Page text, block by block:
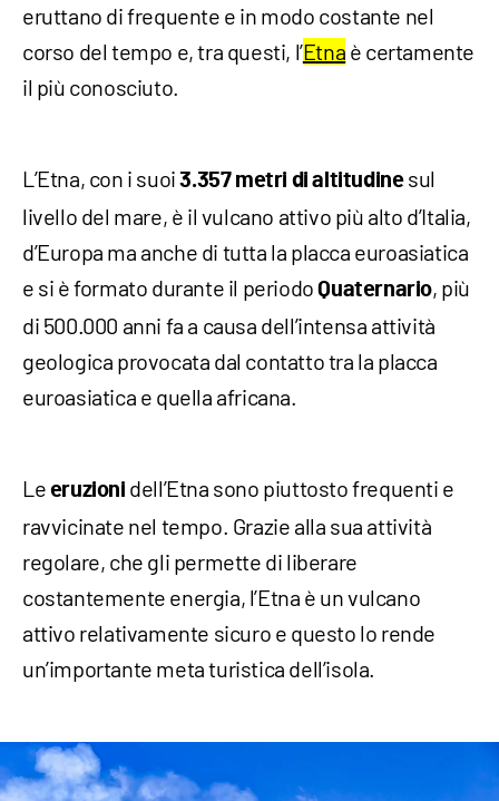
eruttano di frequente e in modo costante nel
corso del tempo e, tra questi, l’Etna è certamente
il più conosciuto.
L’Etna, con i suoi3.357 metri di altitudinesul
livello del mare, è il vulcano attivo più alto d’Italia,
d’Europa ma anche di tutta la placca euroasiatica
e si è formato durante il periodoQuaternario, più
di 500.000 anni fa a causa dell’intensa attività
geologica provocata dal contatto tra la placca
euroasiatica e quella africana.
Le eruzioni dell’Etna sono piuttosto frequenti e
ravvicinate nel tempo. Grazie alla sua attività
regolare, che gli permette di liberare
costantemente energia, l’Etna è un vulcano
attivo relativamente sicuro e questo lo rende
un’importante meta turistica dell’isola.